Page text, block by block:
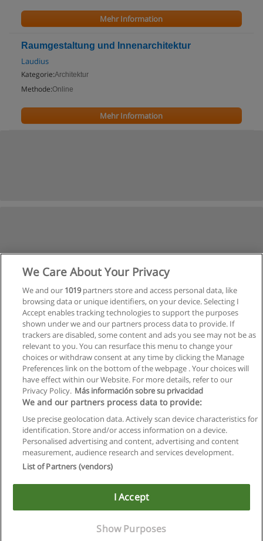
Mehr Information
Raumgestaltung und Innenarchitektur
Laudius
Kategorie:Architektur
Methode:Online
Mehr Information
Allgemeinen geschäftsbedingungen
Datenschutzpolitik
In Verbindung setzen mit Educaedu
Copyright © Educaedu Business S.L. - CIF : B-95610580: -
We Care About Your Privacy
We and our 1019partners store and access personal data, like
browsing data or unique identifiers, on your device. Selecting I
Accept enables tracking technologies to support the purposes
shown under we and our partners process data to provide. If
trackers are disabled, some content and ads you see may not be as
relevant to you. You can resurface this menu to change your
choices or withdraw consent at any time by clicking the Manage
Preferences link on the bottom of the webpage . Your choices will
have effect within our Website. For more details, refer to our
Privacy Policy. Más información sobre su privacidad
We and our partners process data to provide:
Use precise geolocation data. Actively scan device characteristics for
identification. Store and/or access information on a device.
Personalised advertising and content, advertising and content
measurement, audience research and services development.
List of Partners (vendors)
I Accept
Show Purposes